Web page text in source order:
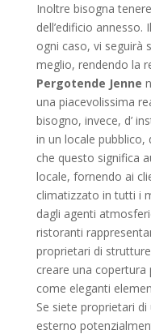
Inoltre bisogna
dell’edificio
ogni caso, vi seguirà
meglio, rendendo la
Pergotende Jenne
una piacevolissima
bisogno, invece, d’
in un locale
che questo significa
locale, fornendo ai
climatizzato in tutti i
dagli agenti
ristoranti
proprietari di
creare una copertura
come eleganti
Se siete proprietari
esterno